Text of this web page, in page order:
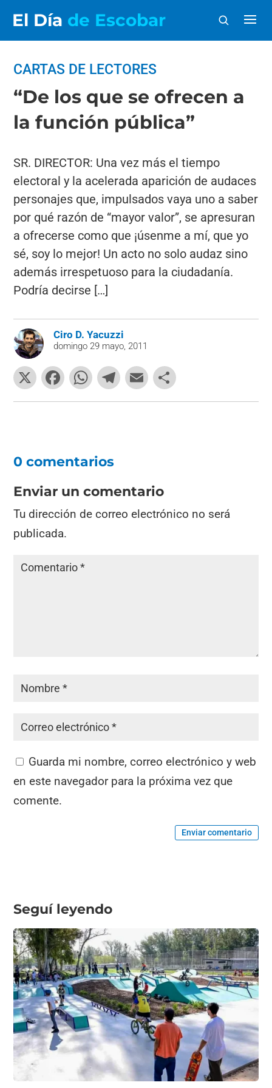
El Día de Escobar
CARTAS DE LECTORES
“De los que se ofrecen a
la función pública”
SR. DIRECTOR: Una vez más el tiempo
electoral y la acelerada aparición de audaces
personajes que, impulsados vaya uno a saber
por qué razón de “mayor valor”, se apresuran
a ofrecerse como que ¡úsenme a mí, que yo
sé, soy lo mejor! Un acto no solo audaz sino
además irrespetuoso para la ciudadanía.
Podría decirse […]
Ciro D. Yacuzzi
domingo 29 mayo, 2011
X
F
a
b
o
o
k
W
h
A
p
p
T
el
E
m o
0 comentarios
Enviar un comentario
Tu dirección de correo electrónico no será
publicada.
Guarda mi nombre, correo electrónico y web
en este navegador para la próxima vez que
comente.
Enviar comentario
Seguí leyendo